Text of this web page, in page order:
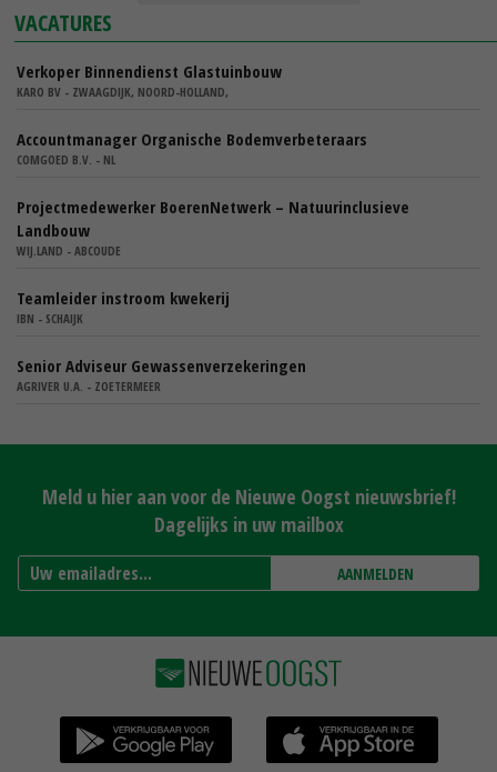
VACATURES
Verkoper Binnendienst Glastuinbouw
KARO BV - ZWAAGDIJK, NOORD-HOLLAND,
Accountmanager Organische Bodemverbeteraars
COMGOED B.V. - NL
Projectmedewerker BoerenNetwerk – Natuurinclusieve
Landbouw
WIJ.LAND - ABCOUDE
Teamleider instroom kwekerij
IBN - SCHAIJK
Senior Adviseur Gewassenverzekeringen
AGRIVER U.A. - ZOETERMEER
Meld u hier aan voor de Nieuwe Oogst nieuwsbrief!
Dagelijks in uw mailbox
AANMELDEN